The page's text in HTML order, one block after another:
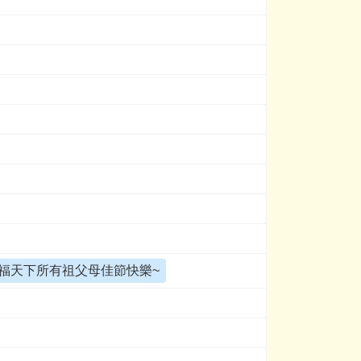
天下所有祖父母佳節快樂~